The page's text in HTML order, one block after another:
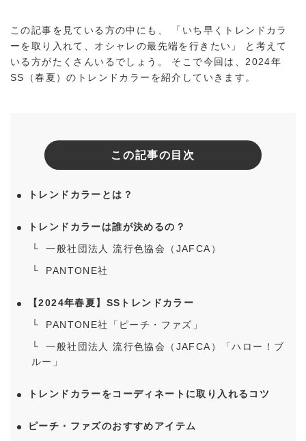
カラー
k
この記事を見ている方の中にも、 「いち早くトレンドカラ
ーを取り入れて、オシャレの最先端を行きたい」 と考えて
いる方がたくさんいるでしょう。 そこで今回は、2024年
SS（春夏）のトレンドカラーを紹介していきます。
この記事の目次
トレンドカラーとは？
トレンドカラーは誰が決めるの？
一般社団法人 流行色協会（JAFCA）
PANTONE社
【2024年春夏】SSトレンドカラー
PANTONE社「ピーチ・ファズ」
一般社団法人 流行色協会（JAFCA）「ハロー！ブ
ルー」
トレンドカラーをコーディネートに取り入れるコツ
ピーチ・ファズのおすすめアイテム